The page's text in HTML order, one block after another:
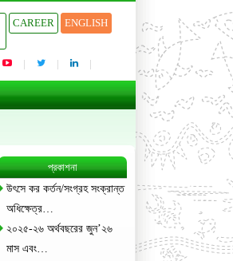
CAREER ENGLISH
প্রকাশনা
উৎসে কর কর্তন/সংগ্রহ সংক্রান্ত
অধিক্ষেত্র…
২০২৫-২৬ অর্থবছরের জুন’২৬
মাস এবং…